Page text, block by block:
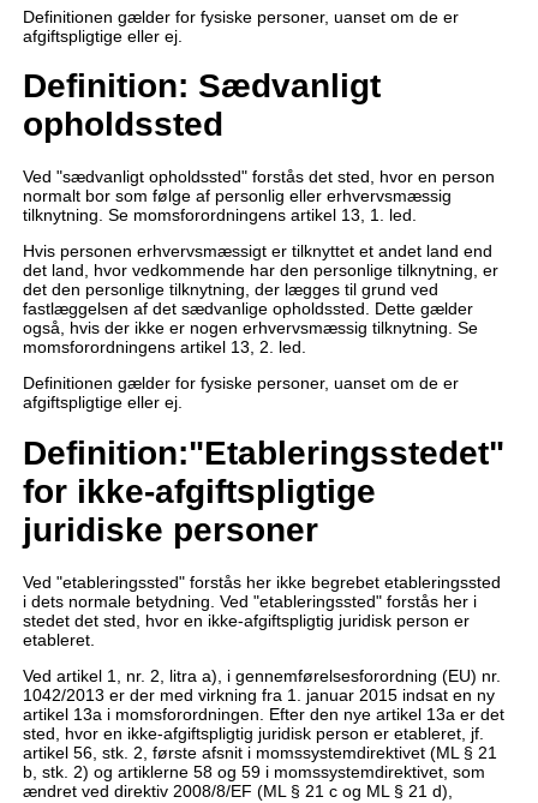
Definitionen gælder for fysiske personer, uanset om de er
afgiftspligtige eller ej.
Definition: Sædvanligt
opholdssted
Ved "sædvanligt opholdssted" forstås det sted, hvor en person
normalt bor som følge af personlig eller erhvervsmæssig
tilknytning. Se momsforordningens artikel 13, 1. led.
Hvis personen erhvervsmæssigt er tilknyttet et andet land end
det land, hvor vedkommende har den personlige tilknytning, er
det den personlige tilknytning, der lægges til grund ved
fastlæggelsen af det sædvanlige opholdssted. Dette gælder
også, hvis der ikke er nogen erhvervsmæssig tilknytning. Se
momsforordningens artikel 13, 2. led.
Definitionen gælder for fysiske personer, uanset om de er
afgiftspligtige eller ej.
Definition:"Etableringsstedet"
for ikke-afgiftspligtige
juridiske personer
Ved "etableringssted" forstås her ikke begrebet etableringssted
i dets normale betydning. Ved "etableringssted" forstås her i
stedet det sted, hvor en ikke-afgiftspligtig juridisk person er
etableret.
Ved artikel 1, nr. 2, litra a), i gennemførelsesforordning (EU) nr.
1042/2013 er der med virkning fra 1. januar 2015 indsat en ny
artikel 13a i momsforordningen. Efter den nye artikel 13a er det
sted, hvor en ikke-afgiftspligtig juridisk person er etableret, jf.
artikel 56, stk. 2, første afsnit i momssystemdirektivet (ML § 21
b, stk. 2) og artiklerne 58 og 59 i momssystemdirektivet, som
ændret ved direktiv 2008/8/EF (ML § 21 c og ML § 21 d),